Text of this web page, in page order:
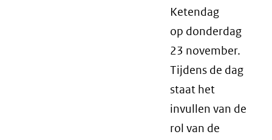
Ketendag
op donderdag
23 november.
Tijdens de dag
staat het
invullen van de
rol van de